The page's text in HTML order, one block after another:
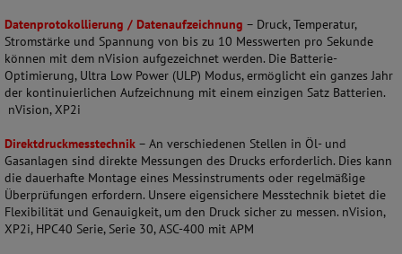
Datenprotokollierung / Datenaufzeichnung – Druck, Temperatur,
Stromstärke und Spannung von bis zu 10 Messwerten pro Sekunde
können mit dem nVision aufgezeichnet werden. Die Batterie-
Optimierung, Ultra Low Power (ULP) Modus, ermöglicht ein ganzes Jahr
der kontinuierlichen Aufzeichnung mit einem einzigen Satz Batterien.
nVision, XP2i
Direktdruckmesstechnik – An verschiedenen Stellen in Öl- und
Gasanlagen sind direkte Messungen des Drucks erforderlich. Dies kann
die dauerhafte Montage eines Messinstruments oder regelmäßige
Überprüfungen erfordern. Unsere eigensichere Messtechnik bietet die
Flexibilität und Genauigkeit, um den Druck sicher zu messen. nVision,
XP2i, HPC40 Serie, Serie 30, ASC-400 mit APM